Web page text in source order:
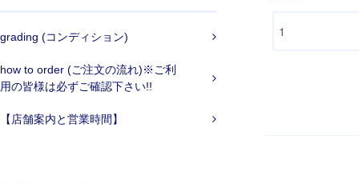
grading (コンディション)
how to order (ご注文の流れ)※ご利
用の皆様は必ずご確認下さい!!
【店舗案内と営業時間】